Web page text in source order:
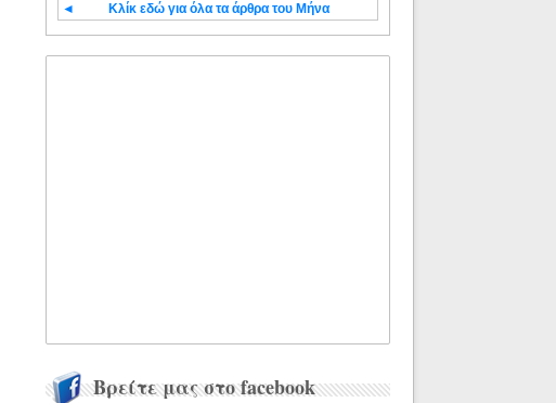
◄ Κλίκ εδώ για όλα τα άρθρα του Μήνα
Βρείτε μας στο facebook